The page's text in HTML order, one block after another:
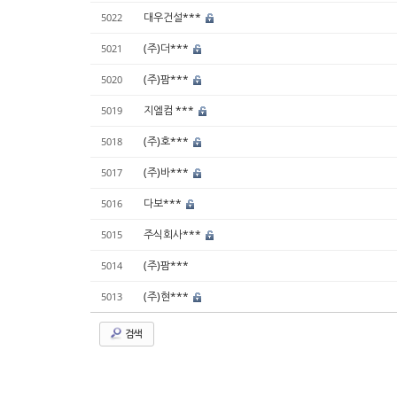
5022 대우건설***
5021 (주)더***
5020 (주)팜***
5019 지엘컴 ***
5018 (주)호***
5017 (주)바***
5016 다보***
5015 주식회사***
5014 (주)팜***
5013 (주)현***
검색